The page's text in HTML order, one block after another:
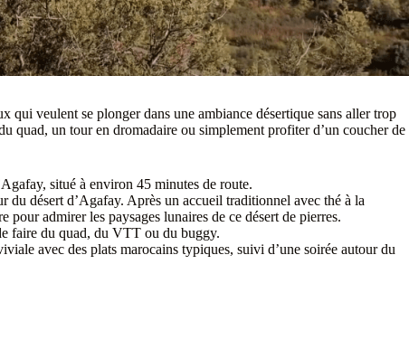
qui veulent se plonger dans une ambiance désertique sans aller trop
quad, un tour en dromadaire ou simplement profiter d’un coucher de
situé à environ 45 minutes de route.
du désert d’Agafay. Après un accueil traditionnel avec thé à la
pour admirer les paysages lunaires de ce désert de pierres.
faire du quad, du VTT ou du buggy.
avec des plats marocains typiques, suivi d’une soirée autour du